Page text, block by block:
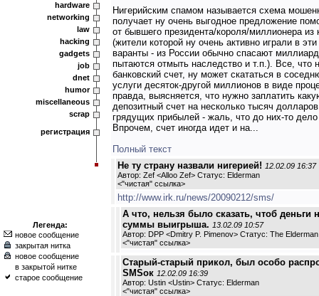
hardware
networking
law
hacking
gadgets
job
dnet
humor
miscellaneous
scrap
регистрация
Легенда:
новое сообщение
закрытая нитка
новое сообщение
в закрытой нитке
старое сообщение
Нигерийским спамом называется схема
получает ну очень выгодное предложение
от бывшего президента/короля/миллионера из
(жители которой ну очень активно играли в
варанты - из России обычно спасают
пытаются отмыть наследство и т.п.). Все, что
банковский счет, ну может скататься в
услуги десяток-другой миллионов в виде
правда, выясняется, что нужно заплатить
депозитный счет на несколько тысяч
грядущих прибылей - жаль, что до них-то дело
Впрочем, счет иногда идет и на...
Полный текст
Не ту страну назвали нигерией! 12.02.09 16:37
Автор: Zef <Alloo Zef> Статус: Elderman
<"чистая" ссылка>
http://www.irk.ru/news/20090212/sms/
А что, нельзя было сказать, чтоб деньги
суммы выигрыша. 13.02.09 10:57
Автор: DPP <Dmitry P. Pimenov> Статус: The Elderman
<"чистая" ссылка>
Старый-старый прикол, был особо
SMSок 12.02.09 16:39
Автор: Ustin <Ustin> Статус: Elderman
<"чистая" ссылка>